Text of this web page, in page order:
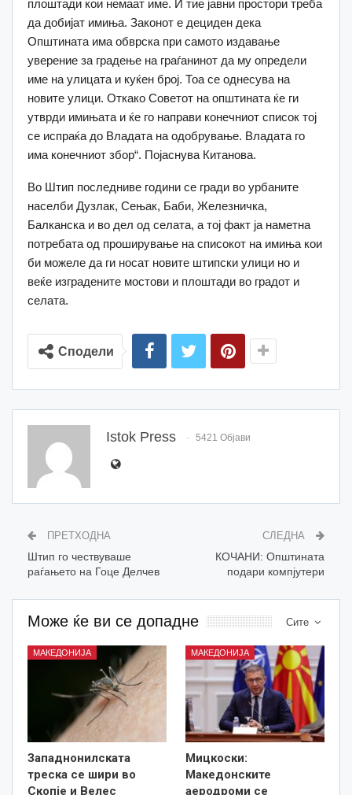
плоштади кои немаат име. И тие јавни простори треба
да добијат имиња. Законот е дециден дека
Општината има обврска при самото издавање
уверение за градење на граѓанинот да му определи
име на улицата и куќен број. Тоа се однесува на
новите улици. Откако Советот на општината ќе ги
утврди имињата и ќе го направи конечниот список тој
се испраќа до Владата на одобрување. Владата го
има конечниот збор“. Појаснува Китанова.
Во Штип последниве години се гради во урбаните
населби Дузлак, Сењак, Баби, Железничка,
Балканска и во дел од селата, а тој факт ја наметна
потребата од проширување на списокот на имиња кои
би можеле да ги носат новите штипски улици но и
веќе изградените мостови и плоштади во градот и
селата.
Сподели
Istok Press 5421 Објави
ПРЕТХОДНА
Штип го чествуваше
раѓањето на Гоце Делчев
СЛЕДНА
КОЧАНИ: Општината
подари компјутери
Сите
Може ќе ви се допадне
МАКЕДОНИЈА
Западнонилската
треска се шири во
Скопје и Велес
МАКЕДОНИЈА
Мицкоски:
Македонските
аеродроми се